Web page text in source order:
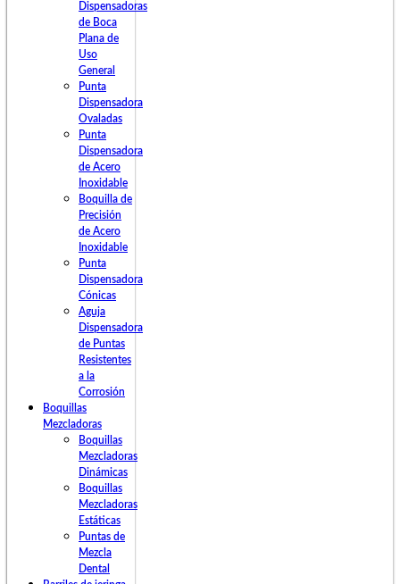
Dispensadoras
de Boca
Plana de
Uso
General
Punta
Dispensadora
Ovaladas
Punta
Dispensadora
de Acero
Inoxidable
Boquilla de
Precisión
de Acero
Inoxidable
Punta
Dispensadora
Cónicas
Aguja
Dispensadora
de Puntas
Resistentes
a la
Corrosión
Boquillas
Mezcladoras
Boquillas
Mezcladoras
Dinámicas
Boquillas
Mezcladoras
Estáticas
Puntas de
Mezcla
Dental